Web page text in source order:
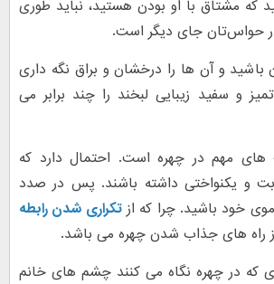
که مشتاق با او بودن هستید، نباید طوری
حواس‌تان جای دیگر است.
باشید و آن ها را درخشان و براق نگه داری
و سفید زیبایی لبخند را چند برابر می
های مهم در چهره است. احتمال دارد که
و یکنواختی داشته باشند. پس در صدد
خود باشید. چرا که از تکراری شدن رابطه
راه های جذاب شدن چهره می باشد.
که در چهره نگاه می کنند چشم های خانم